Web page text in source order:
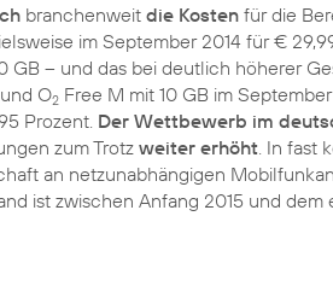
branchenweit die Kosten für die
im September 2014 für €
GB – und das bei deutlich höherer
O2 Free M mit 10 GB im
Prozent. Der Wettbewerb im
zum Trotz weiter erhöht . In fast
an netzunabhängigen
ist zwischen Anfang 2015 und dem